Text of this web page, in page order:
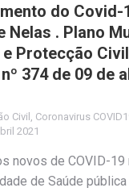
do Covid-
Nelas . Plano
Protecção
374 de 09 de
Civil Coronavirus
2021
novos de COVID-19
de Saúde